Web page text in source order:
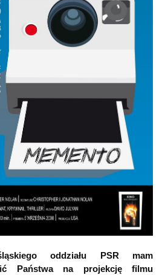
oddziału PSR mam
Państwa na projekcję filmu